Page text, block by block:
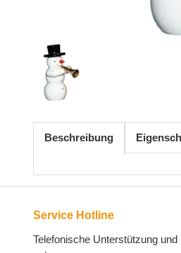
Beschreibung
Service Hotline
Telefonische Unterstützung und